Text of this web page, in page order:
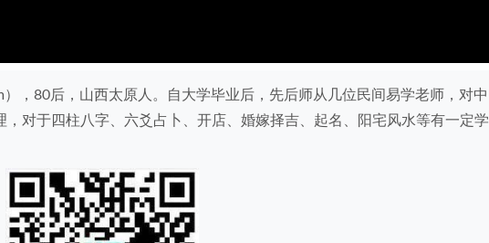
，80后，山西太原人。自大学毕业后，先后师从几位民间易学老师，对中
对于四柱八字、六爻占卜、开店、婚嫁择吉、起名、阳宅风水等有一定学